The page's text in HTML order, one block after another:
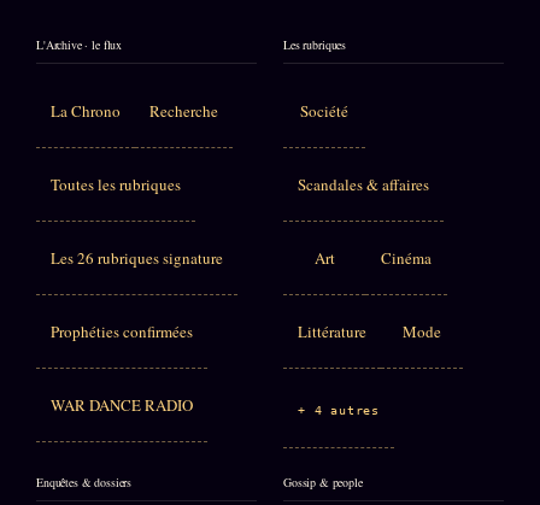
L'Archive · le flux
La Chrono Recherche
Toutes les rubriques
Les 26 rubriques signature
Prophéties confirmées
WAR DANCE RADIO
Les rubriques
Société
Scandales & affaires
Art Cinéma
Littérature Mode
+ 4 autres
Enquêtes & dossiers Gossip & people